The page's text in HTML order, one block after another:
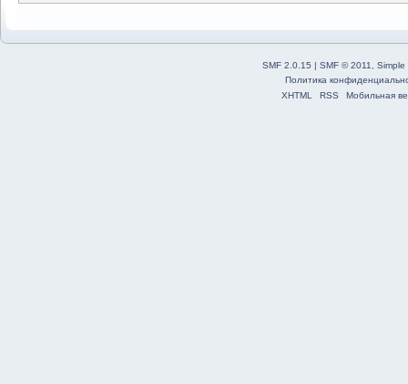
SMF 2.0.15 | SMF © 2011
Simple
Политика
XHTML
RSS Мобильная